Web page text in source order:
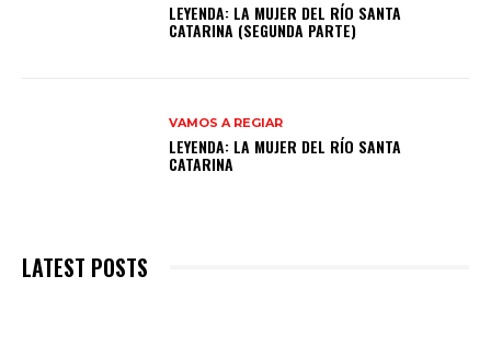
LEYENDA: LA MUJER DEL RÍO SANTA
CATARINA (SEGUNDA PARTE)
VAMOS A REGIAR
LEYENDA: LA MUJER DEL RÍO SANTA
CATARINA
LATEST POSTS